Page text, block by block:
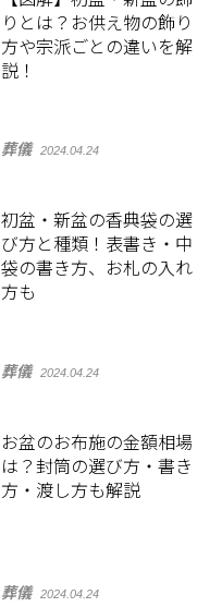
りとは？お供え物の飾り
方や宗派ごとの違いを解
説！
葬儀 2024.04.24
初盆・新盆の香典袋の選
び方と種類！表書き・中
袋の書き方、お札の入れ
方も
葬儀 2024.04.24
お盆のお布施の金額相場
は？封筒の選び方・書き
方・渡し方も解説
葬儀 2024.04.24